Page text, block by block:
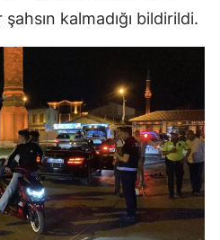
Samsun
Siirt
Sinop
Sivas
Tekirdağ
Tokat
Trabzon
kalmadığı bildirildi.